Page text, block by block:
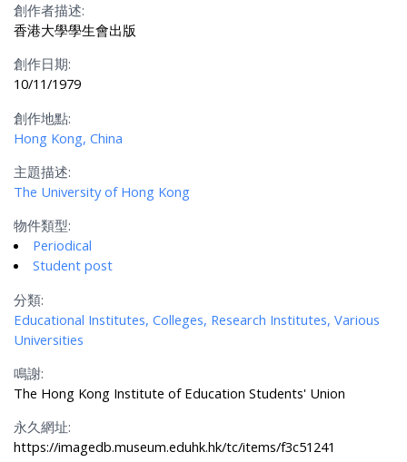
創作者描述:
香港大學學生會出版
創作日期:
10/11/1979
創作地點:
Hong Kong, China
主題描述:
The University of Hong Kong
物件類型:
Periodical
Student post
分類:
Educational Institutes, Colleges, Research Institutes, Various
Universities
鳴謝:
The Hong Kong Institute of Education Students' Union
永久網址:
https://imagedb.museum.eduhk.hk/tc/items/f3c51241